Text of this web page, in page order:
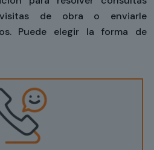
de obra o enviarle
Puede elegir la forma de